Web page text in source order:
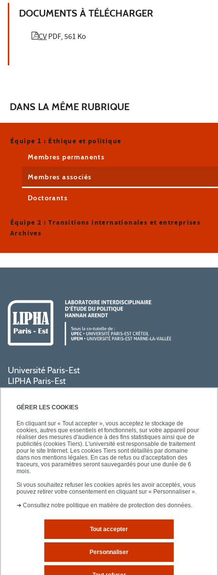
GÉRER LES COOKIES
En cliquant sur « Tout accepter », vous acceptez le stockage de
cookies, autres que essentiels et fonctionnels, sur votre appareil pour
réaliser des mesures d'audience à des fins statistiques ainsi que de
publicités (cookies Tiers). L'université est responsable de traitement
pour le site Internet. Les cookies Tiers sont détaillés par domaine
dans nos mentions légales. En cas de refus ou d'acceptation des
traceurs, vos paramètres seront sauvegardés pour une durée de 6
mois.
Si vous souhaitez refuser les cookies après les avoir acceptés, vous
pouvez retirer votre consentement en cliquant sur « Personnaliser ».
➜ Consultez notre politique en matière de protection des données.
Tout accepter
Personnaliser
DOCUMENTS À TÉLÉCHARGER
CVPDF, 561 Ko
DANS LA MÊME RUBRIQUE
Équipe 1 : Éthique et politique
Membres permanents
Membres associés
Doctorants
Équipe 2 : Transitions internationales et entreprises
Archives
Université Paris-Est
LIPHA Paris-Est
Campus Centre de Créteil
61, avenue du Général de Gaulle
PRATIQUE
ACCÈS RAPIDES
Plan d'accès
Plan du site